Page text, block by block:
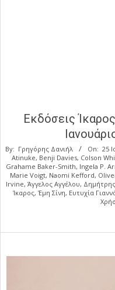
Εκδόσεις
By: Γρηγόρης Δανιήλ On: 25
Atinuke, Benji Davies, Colson
Grahame Baker-Smith, Ingela P.
Marie Voigt, Naomi Kefford,
Irvine, Άγγελος Αγγέλου,
Ίκαρος, Έμη Σίνη, Ευτυχία